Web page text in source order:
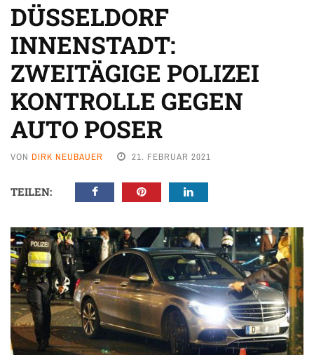
DÜSSELDORF
INNENSTADT:
ZWEITÄGIGE POLIZEI
KONTROLLE GEGEN
AUTO POSER
VON DIRK NEUBAUER 21. FEBRUAR 2021
TEILEN: